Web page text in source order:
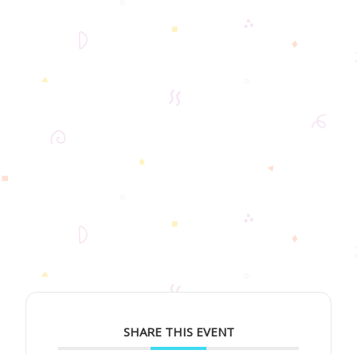
SHARE THIS EVENT